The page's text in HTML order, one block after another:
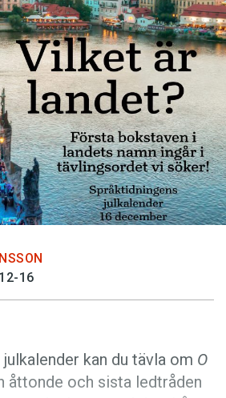
digitalt
16
kan du tävla om O
åttonde och sista ledtråden